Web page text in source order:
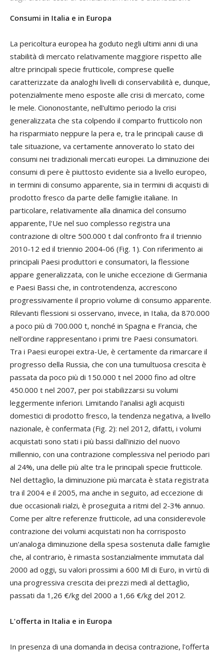
Consumi in Italia e in Europa
La pericoltura europea ha goduto negli ultimi anni di una
stabilità di mercato relativamente maggiore rispetto alle
altre principali specie frutticole, comprese quelle
caratterizzate da analoghi livelli di conservabilità e, dunque,
potenzialmente meno esposte alle crisi di mercato, come
le mele. Ciononostante, nell'ultimo periodo la crisi
generalizzata che sta colpendo il comparto frutticolo non
ha risparmiato neppure la pera e, tra le principali cause di
tale situazione, va certamente annoverato lo stato dei
consumi nei tradizionali mercati europei. La diminuzione dei
consumi di pere è piuttosto evidente sia a livello europeo,
in termini di consumo apparente, sia in termini di acquisti di
prodotto fresco da parte delle famiglie italiane. In
particolare, relativamente alla dinamica del consumo
apparente, l'Ue nel suo complesso registra una
contrazione di oltre 500.000 t dal confronto fra il triennio
2010-12 ed il triennio 2004-06 (Fig. 1). Con riferimento ai
principali Paesi produttori e consumatori, la flessione
appare generalizzata, con le uniche eccezione di Germania
e Paesi Bassi che, in controtendenza, accrescono
progressivamente il proprio volume di consumo apparente.
Rilevanti flessioni si osservano, invece, in Italia, da 870.000
a poco più di 700.000 t, nonché in Spagna e Francia, che
nell'ordine rappresentano i primi tre Paesi consumatori.
Tra i Paesi europei extra-Ue, è certamente da rimarcare il
progresso della Russia, che con una tumultuosa crescita è
passata da poco più di 150.000 t nel 2000 fino ad oltre
450.000 t nel 2007, per poi stabilizzarsi su volumi
leggermente inferiori. Limitando l'analisi agli acquisti
domestici di prodotto fresco, la tendenza negativa, a livello
nazionale, è confermata (Fig. 2): nel 2012, difatti, i volumi
acquistati sono stati i più bassi dall'inizio del nuovo
millennio, con una contrazione complessiva nel periodo pari
al 24%, una delle più alte tra le principali specie frutticole.
Nel dettaglio, la diminuzione più marcata è stata registrata
tra il 2004 e il 2005, ma anche in seguito, ad eccezione di
due occasionali rialzi, è proseguita a ritmi del 2-3% annuo.
Come per altre referenze frutticole, ad una considerevole
contrazione dei volumi acquistati non ha corrisposto
un'analoga diminuzione della spesa sostenuta dalle famiglie
che, al contrario, è rimasta sostanzialmente immutata dal
2000 ad oggi, su valori prossimi a 600 Ml di Euro, in virtù di
una progressiva crescita dei prezzi medi al dettaglio,
passati da 1,26 €/kg del 2000 a 1,66 €/kg del 2012.
L'offerta in Italia e in Europa
In presenza di una domanda in decisa contrazione, l'offerta